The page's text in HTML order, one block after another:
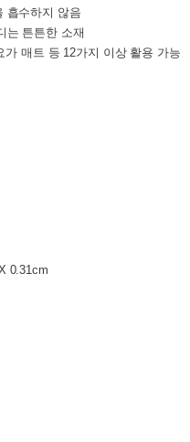
흡수하지 않음
는 튼튼한 소재
매트 등 12가지 이상 활용 가능
0.31cm